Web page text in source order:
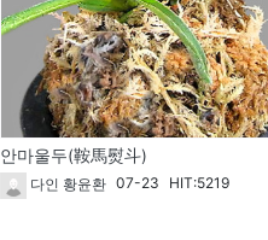
안마울두(鞍馬熨斗)
다인 황윤환 07-23 HIT:5219